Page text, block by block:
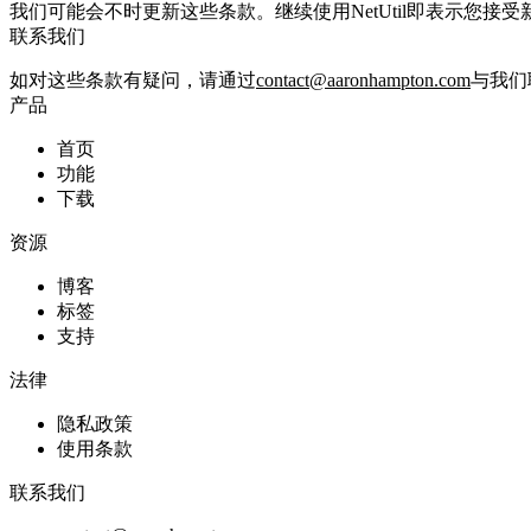
我们可能会不时更新这些条款。继续使用NetUtil即表示您接受
联系我们
如对这些条款有疑问，请通过contact@aaronhampton.com与我们
产品
首页
功能
下载
资源
博客
标签
支持
法律
隐私政策
使用条款
联系我们